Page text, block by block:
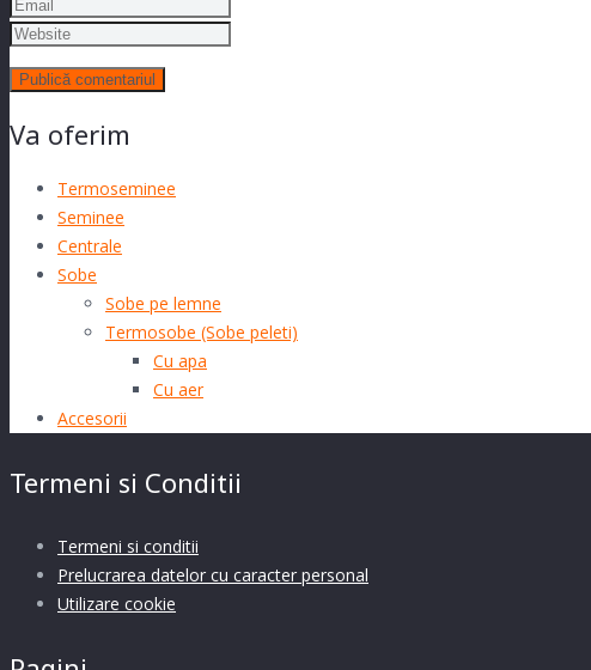
Va oferim
Termoseminee
Seminee
Centrale
Sobe
Sobe pe lemne
Termosobe (Sobe peleti)
Cu apa
Cu aer
Accesorii
Termeni si Conditii
Termeni si conditii
Prelucrarea datelor cu caracter personal
Utilizare cookie